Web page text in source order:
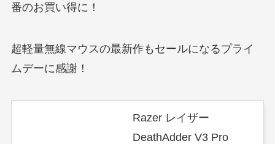
番のお買い得に！
超軽量無線マウスの最新作もセールになるプライ
ムデーに感謝！
Razer レイザー
DeathAdder V3 Pro